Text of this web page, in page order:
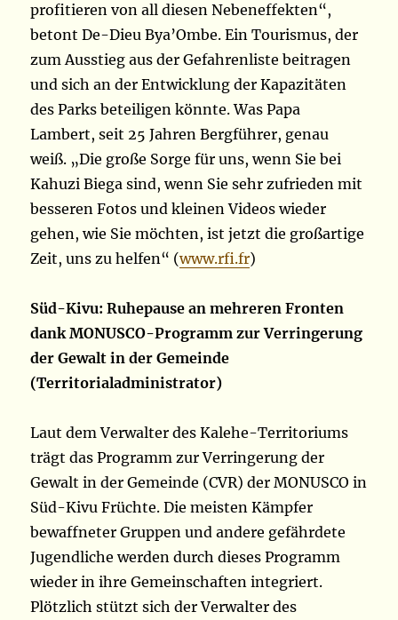
profitieren von all diesen Nebeneffekten“,
betont De-Dieu Bya’Ombe. Ein Tourismus, der
zum Ausstieg aus der Gefahrenliste beitragen
und sich an der Entwicklung der Kapazitäten
des Parks beteiligen könnte. Was Papa
Lambert, seit 25 Jahren Bergführer, genau
weiß. „Die große Sorge für uns, wenn Sie bei
Kahuzi Biega sind, wenn Sie sehr zufrieden mit
besseren Fotos und kleinen Videos wieder
gehen, wie Sie möchten, ist jetzt die großartige
Zeit, uns zu helfen“ (www.rfi.fr)
Süd-Kivu: Ruhepause an mehreren Fronten
dank MONUSCO-Programm zur Verringerung
der Gewalt in der Gemeinde
(Territorialadministrator)
Laut dem Verwalter des Kalehe-Territoriums
trägt das Programm zur Verringerung der
Gewalt in der Gemeinde (CVR) der MONUSCO in
Süd-Kivu Früchte. Die meisten Kämpfer
bewaffneter Gruppen und andere gefährdete
Jugendliche werden durch dieses Programm
wieder in ihre Gemeinschaften integriert.
Plötzlich stützt sich der Verwalter des